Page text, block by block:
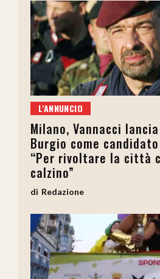
L'ANNUNCIO
Milano, Vannacci
Burgio come
“Per rivoltare la città
calzino”
Redazione